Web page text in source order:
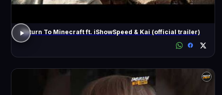
Return To Minecraft ft. iShowSpeed & Kai (official trailer)